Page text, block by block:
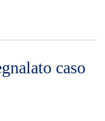
caso